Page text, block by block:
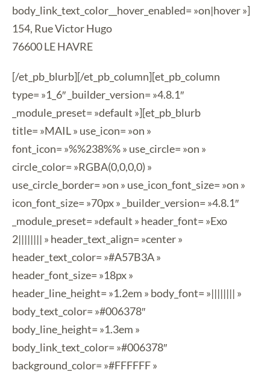
body_link_text_color__hover_enabled= »on|hover »]
154, Rue Victor Hugo
76600 LE HAVRE
[/et_pb_blurb][/et_pb_column][et_pb_column
type= »1_6″ _builder_version= »4.8.1″
_module_preset= »default »][et_pb_blurb
title= »MAIL » use_icon= »on »
font_icon= »%%238%% » use_circle= »on »
circle_color= »RGBA(0,0,0,0) »
use_circle_border= »on » use_icon_font_size= »on »
icon_font_size= »70px » _builder_version= »4.8.1″
_module_preset= »default » header_font= »Exo
2|||||||| » header_text_align= »center »
header_text_color= »#A57B3A »
header_font_size= »18px »
header_line_height= »1.2em » body_font= »|||||||| »
body_text_color= »#006378″
body_line_height= »1.3em »
body_link_text_color= »#006378″
background_color= »#FFFFFF »